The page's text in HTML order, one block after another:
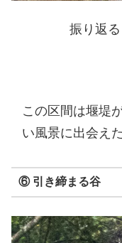
振り返
この区間は堰堤
い風景に出会えた
⑥ 引き締まる谷